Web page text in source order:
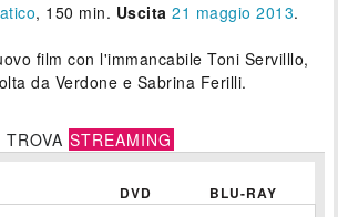
, 150 min. Uscita 21 maggio 2013.
film con l'immancabile Toni Servilllo,
da Verdone e Sabrina Ferilli.
TROVA STREAMING
DVD BLU-RAY